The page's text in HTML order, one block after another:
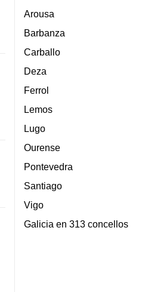
Arousa
Barbanza
Carballo
Deza
Ferrol
Lemos
Lugo
Ourense
Pontevedra
Santiago
Vigo
Galicia en 313 concellos